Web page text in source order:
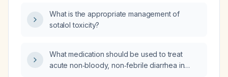
What is the appropriate management of
sotalol toxicity?
What medication should be used to treat
acute non‑bloody, non‑febrile diarrhea in